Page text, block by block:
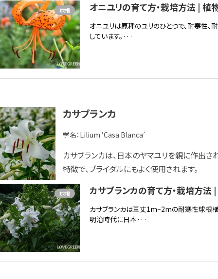
オニユリの育て方・栽培方法 | 植
オニユリは原種のユリのひとつで、耐寒性
しています。···
球根
カサブランカ
学名： Lilium ‘Casa Blanca’
カサブランカは、日本のヤマユリを親に作出さ
特徴で、ブライダルにもよく使用されます。
カサブランカの育て方・栽培方法
カサブランカは草丈1m~2mの耐寒性球根植
明治時代に日本···
球根